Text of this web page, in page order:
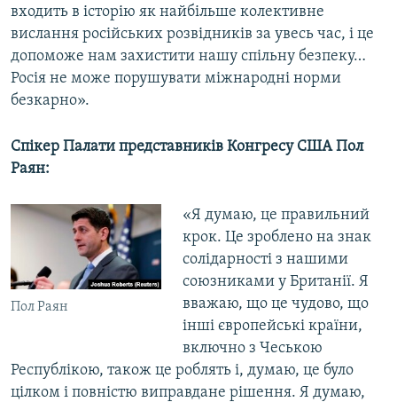
входить в історію як найбільше колективне
вислання російських розвідників за увесь час, і це
допоможе нам захистити нашу спільну безпеку…
Росія не може порушувати міжнародні норми
безкарно».
Спікер Палати представників Конгресу США Пол
Раян:
Пол Раян
«Я думаю, це правильний
крок. Це зроблено на знак
солідарності з нашими
союзниками у Британії. Я
вважаю, що це чудово, що
інші європейські країни,
включно з Чеською
Республікою, також це роблять і, думаю, це було
цілком і повністю виправдане рішення. Я думаю,